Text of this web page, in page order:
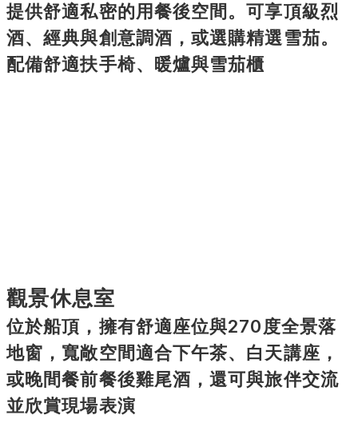
提供舒適私密的用餐後空間。可享頂級烈
酒、經典與創意調酒，或選購精選雪茄。
配備舒適扶手椅、暖爐與雪茄櫃
觀景休息室
位於船頂，擁有舒適座位與270度全景落
地窗，寬敞空間適合下午茶、白天講座，
或晚間餐前餐後雞尾酒，還可與旅伴交流
並欣賞現場表演